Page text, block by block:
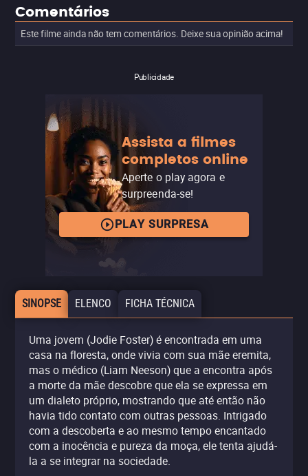
Comentários
Este filme ainda não tem comentários. Deixe sua opinião acima!
Publicidade
Assista a filmes
completos online
Aperte o play agora e
surpreenda-se!
PLAY SURPRESA
SINOPSE ELENCO FICHA TÉCNICA
Uma jovem (Jodie Foster) é encontrada em uma
casa na floresta, onde vivia com sua mãe eremita,
mas o médico (Liam Neeson) que a encontra após
a morte da mãe descobre que ela se expressa em
um dialeto próprio, mostrando que até então não
havia tido contato com outras pessoas. Intrigado
com a descoberta e ao mesmo tempo encantado
com a inocência e pureza da moça, ele tenta ajudá-
la a se integrar na sociedade.